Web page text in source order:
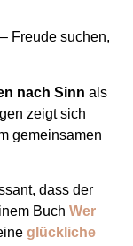
– Freude suchen,
nach Sinn als
zeigt sich
gemeinsamen
dass der
Buch Wer
glückliche